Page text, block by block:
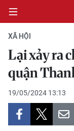
CHÍNH TRỊ
KINH TẾ
VĂN HÓA
XÃ HỘI
Lại xảy ra
quận
19/05/2024 13:13